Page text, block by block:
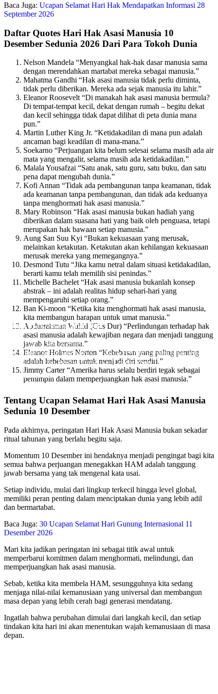
Baca Juga: Ucapan Selamat Hari Hak Mendapatkan Informasi 28
September 2026
Daftar Quotes Hari Hak Asasi Manusia 10
Desember Sedunia 2026 Dari Para Tokoh Dunia
Nelson Mandela “Menyangkal hak-hak dasar manusia sama
dengan merendahkan martabat mereka sebagai manusia.”
Mahatma Gandhi “Hak asasi manusia tidak perlu diminta,
tidak perlu diberikan. Mereka ada sejak manusia itu lahir.”
Eleanor Roosevelt “Di manakah hak asasi manusia bermula?
Di tempat-tempat kecil, dekat dengan rumah – begitu dekat
dan kecil sehingga tidak dapat dilihat di peta dunia mana
pun.”
Martin Luther King Jr. “Ketidakadilan di mana pun adalah
ancaman bagi keadilan di mana-mana.”
Soekarno “Perjuangan kita belum selesai selama masih ada air
mata yang mengalir, selama masih ada ketidakadilan.”
Malala Yousafzai “Satu anak, satu guru, satu buku, dan satu
pena dapat mengubah dunia.”
Kofi Annan “Tidak ada pembangunan tanpa keamanan, tidak
ada keamanan tanpa pembangunan, dan tidak ada keduanya
tanpa menghormati hak asasi manusia.”
Mary Robinson “Hak asasi manusia bukan hadiah yang
diberikan dalam suasana hati yang baik oleh penguasa, tetapi
merupakan hak bawaan setiap manusia.”
Aung San Suu Kyi “Bukan kekuasaan yang merusak,
melainkan ketakutan. Ketakutan akan kehilangan kekuasaan
merusak mereka yang memegangnya.”
Desmond Tutu “Jika kamu netral dalam situasi ketidakadilan,
berarti kamu telah memilih sisi penindas.”
Michelle Bachelet “Hak asasi manusia bukanlah konsep
abstrak – ini adalah realitas hidup sehari-hari yang
mempengaruhi setiap orang.”
Ban Ki-moon “Ketika kita menghormati hak asasi manusia,
kita membangun harapan untuk umat manusia.”
Abdurrahman Wahid (Gus Dur) “Perlindungan terhadap hak
asasi manusia adalah kewajiban negara dan menjadi tanggung
jawab kita bersama.”
Eleanor Holmes Norton “Kebebasan yang paling penting
adalah kebebasan untuk menjadi diri sendiri.”
Jimmy Carter “Amerika harus selalu berdiri tegak sebagai
pemimpin dalam memperjuangkan hak asasi manusia.”
Hari Hak Asasi Manusia
Hari Hak Asasi Manusia selalu diperingati setiap tanggal 10
Desember setiap tahunnya – Sejarah HAM memang tidak lepas
dari kekejaman Perang Dunia ke II pada tahun 1939 – 1945 yang
memberikan pelajaran
Oleh Endik Eko
Tentang Ucapan Selamat Hari Hak Asasi Manusia
Sedunia 10 Desember
Pada akhirnya, peringatan Hari Hak Asasi Manusia bukan sekadar
ritual tahunan yang berlalu begitu saja.
Momentum 10 Desember ini hendaknya menjadi pengingat bagi kita
semua bahwa perjuangan menegakkan HAM adalah tanggung
jawab bersama yang tak mengenal kata usai.
Setiap individu, mulai dari lingkup terkecil hingga level global,
memiliki peran penting dalam menciptakan dunia yang lebih adil
dan bermartabat.
Baca Juga: 30 Ucapan Selamat Hari Gunung Internasional 11
Desember 2026
Mari kita jadikan peringatan ini sebagai titik awal untuk
memperbarui komitmen dalam menghormati, melindungi, dan
memperjuangkan hak asasi manusia.
Sebab, ketika kita membela HAM, sesungguhnya kita sedang
menjaga nilai-nilai kemanusiaan yang universal dan membangun
masa depan yang lebih cerah bagi generasi mendatang.
Ingatlah bahwa perubahan dimulai dari langkah kecil, dan setiap
tindakan kita hari ini akan menentukan wajah kemanusiaan di masa
depan.